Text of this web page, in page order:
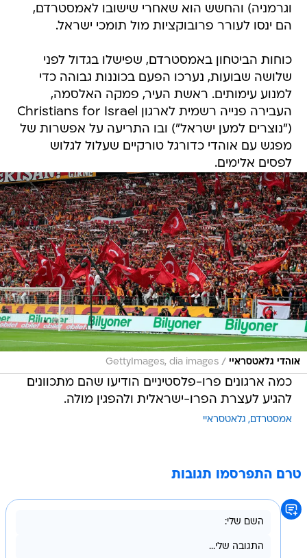
וגרמניה) והחשש הוא שאחרי שישובו לאמסטרדם,
הם ינסו לעורר פרובוקציות מול תומכי ישראל.
כוחות הביטחון באמסטרדם, שפישלו בגדול לפני
שלושה שבועות, נערכו הפעם בכוננות גבוהה כדי
למנוע עימותים. ראשת העיר, פמקה האלסמה,
העבירה פנייה רשמית לארגון Christians for Israel
("נוצרים למען ישראל") ובו התריעה על אפשרות של
מפגש עם אוהדי כדורגל טורקיים שעלול לגלוש
לפסים אלימים.
אוהדי גלאטסראיי /
GettyImages, dia images
כמה ארגונים פרו-פלסטיניים הודיעו שהם מתכוונים
להגיע לעצרת הפרו-ישראלית ולהפגין מולה.
אמסטרדם גלאטסראיי
טרם התפרסמו תגובות